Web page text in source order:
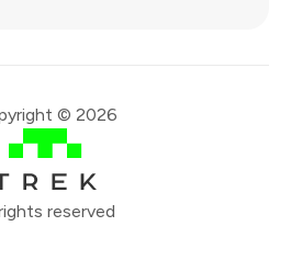
© 2026
reserved